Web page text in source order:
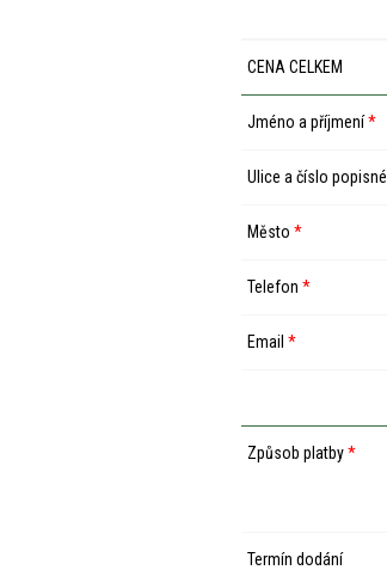
CENA CELKEM
Jméno a příjmení*
Ulice a číslo popisné
Město *
Telefon *
Email *
Způsob platby*
Termín dodání